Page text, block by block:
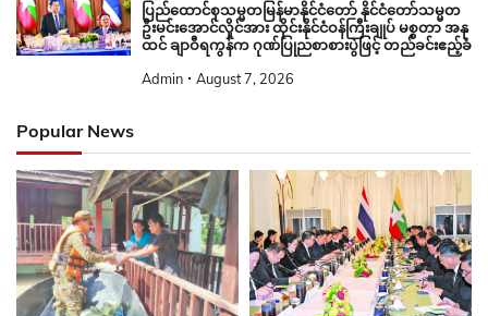
ပြည်ထောင်စုသမ္မတမြန်မာနိုင်ငံတော် နိုင်ငံတော်သမ္မတ
ဦးမင်းအောင်လှိုင်အား ထိုင်းနိုင်ငံဝန်ကြီးချုပ် မစ္စတာ အနု
ထင် ချာဝီရကွန်က ဂုဏ်ပြုညစာစားပွဲဖြင့် တည်ခင်းဧည့်ခံ
Admin August 7, 2026
Popular News